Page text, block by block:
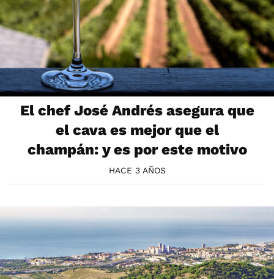
El chef José Andrés asegura que
el cava es mejor que el
champán: y es por este motivo
HACE 3 AÑOS